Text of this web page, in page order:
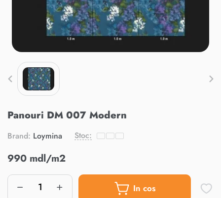
Panouri DM 007 Modern
Brand: Loymina Stoc:
990 mdl/m2
In cos